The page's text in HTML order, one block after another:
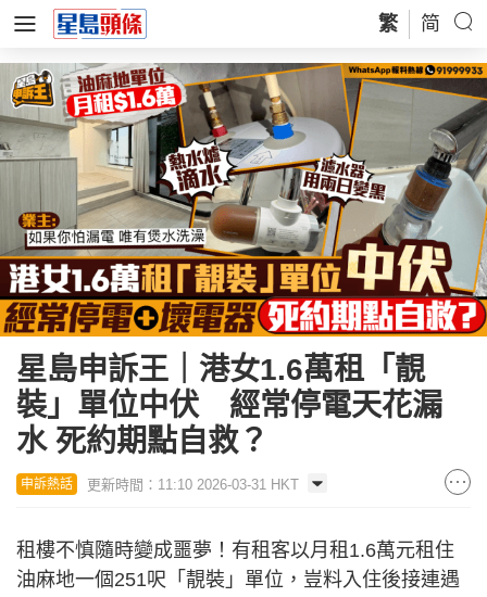
繁 简
星島申訴王｜港女1.6萬租「靚
裝」單位中伏 經常停電天花漏
水 死約期點自救？
申訴熱話 更新時間：11:10 2026-03-31 HKT
租樓不慎隨時變成噩夢！有租客以月租1.6萬元租住
油麻地一個251呎「靚裝」單位，豈料入住後接連遇